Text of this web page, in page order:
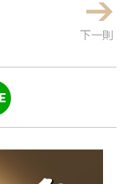
下一則